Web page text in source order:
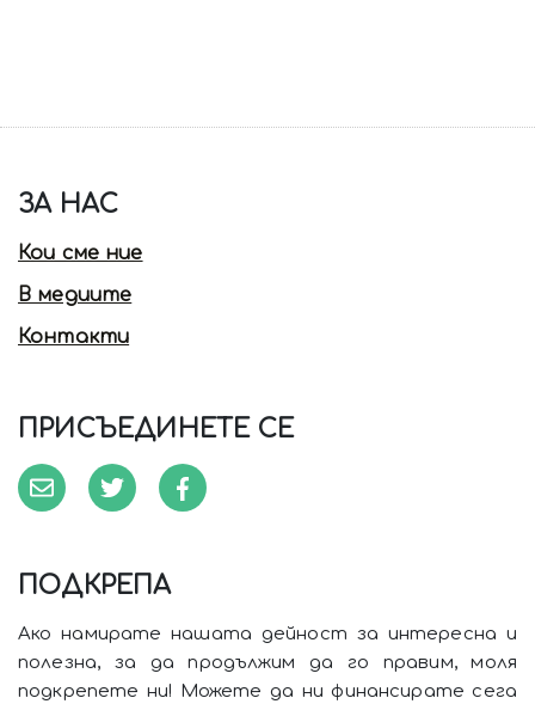
ЗА НАС
Кои сме ние
В медиите
Контакти
ПРИСЪЕДИНЕТЕ СЕ
ПОДКРЕПА
Ако намирате нашата дейност за интересна и
полезна, за да продължим да го правим, моля
подкрепете ни! Можете да ни финансирате сега